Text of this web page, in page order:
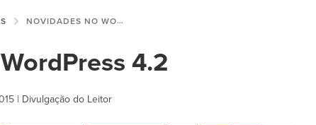
NOVIDADES NO WORDPRESS 4.2
4.2
| Divulgação do Leitor